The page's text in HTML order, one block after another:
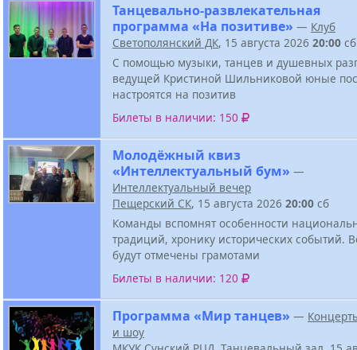
Танцевально-развлекательная
программа «На позитиве» — Клуб
Светополянский ДК, 15 августа 2026 20:00 сб
С помощью музыки, танцев и душевных
ведущей Кристиной Шильниковой юные
настроятся на позитив
Билеты в наличии: 150
Молодёжный квиз
«Интеллектуальный бум» —
Интеллектуальный вечер
Пещерский СК, 15 августа 2026 20:00 сб
Команды вспомнят особенности
традиций, хронику исторических событий.
будут отмечены грамотами
Билеты в наличии: 120
Программа «Мир танцев» —
и шоу